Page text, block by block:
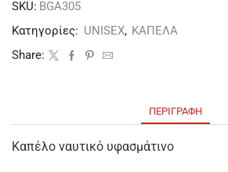
SKU: BGΑ305
Κατηγορίες: UNISEX, ΚΑΠΕΛΑ
Share:
ΠΕΡΙΓΡΑΦΉ
Καπέλο ναυτικό υφασμάτινο